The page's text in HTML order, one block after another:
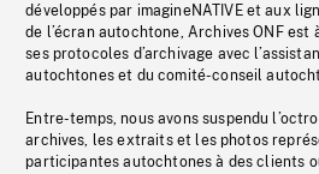
développés par imagineNATIVE et aux
de l’écran autochtone, Archives ONF
ses protocoles d’archivage avec
autochtones et du comité-conseil
Entre-temps, nous avons suspendu
archives, les extraits et les photos
participantes autochtones à des clients